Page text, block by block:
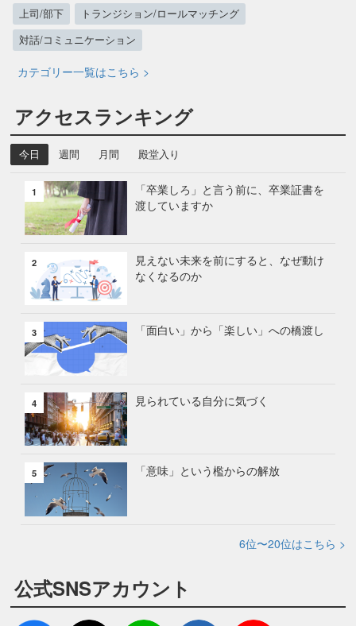
上司/部下
トランジション/ロールマッチング
対話/コミュニケーション
カテゴリー一覧はこちら >
アクセスランキング
今日 週間 月間 殿堂入り
1
「卒業しろ」と言う前に、卒業証書を
渡していますか
2
見えない未来を前にすると、なぜ動け
なくなるのか
3 「面白い」から「楽しい」への橋渡し
4 見られている自分に気づく
5 「意味」という檻からの解放
6位〜20位はこちら >
公式SNSアカウント